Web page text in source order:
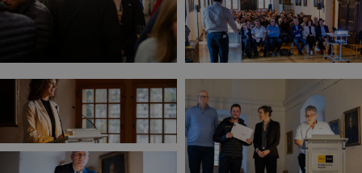
Martin Ritz, Chef d’équipe construction
avec brevet fédéral
Danic Ruppen, Chef d’équipe construction
avec brevet fédéral
Hannes Biner, Contremaître construction
avec brevet fédéral
Samuel Brunner, Contremaître
construction avec brevet fédéral
Tiago Miguel Caria Soares, Contremaître